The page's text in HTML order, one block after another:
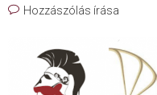
Hozzászólás írása